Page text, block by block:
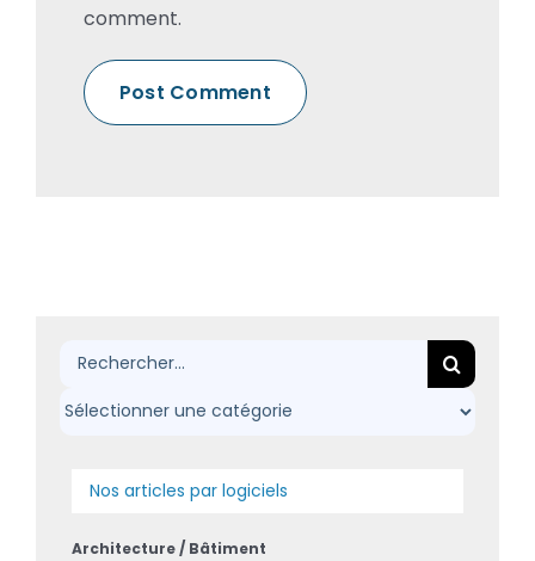
comment.
Rechercher:
Nos articles par logiciels
Architecture / Bâtiment